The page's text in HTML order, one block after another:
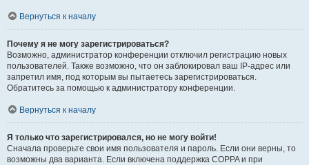
Вернуться к началу
Почему я не могу зарегистрироваться?
Возможно, администратор конференции отключил регистрацию новых
пользователей. Также возможно, что он заблокировал ваш IP-адрес или
запретил имя, под которым вы пытаетесь зарегистрироваться.
Обратитесь за помощью к администратору конференции.
Вернуться к началу
Я только что зарегистрировался, но не могу войти!
Сначала проверьте свои имя пользователя и пароль. Если они верны, то
возможны два варианта. Если включена поддержка COPPA и при